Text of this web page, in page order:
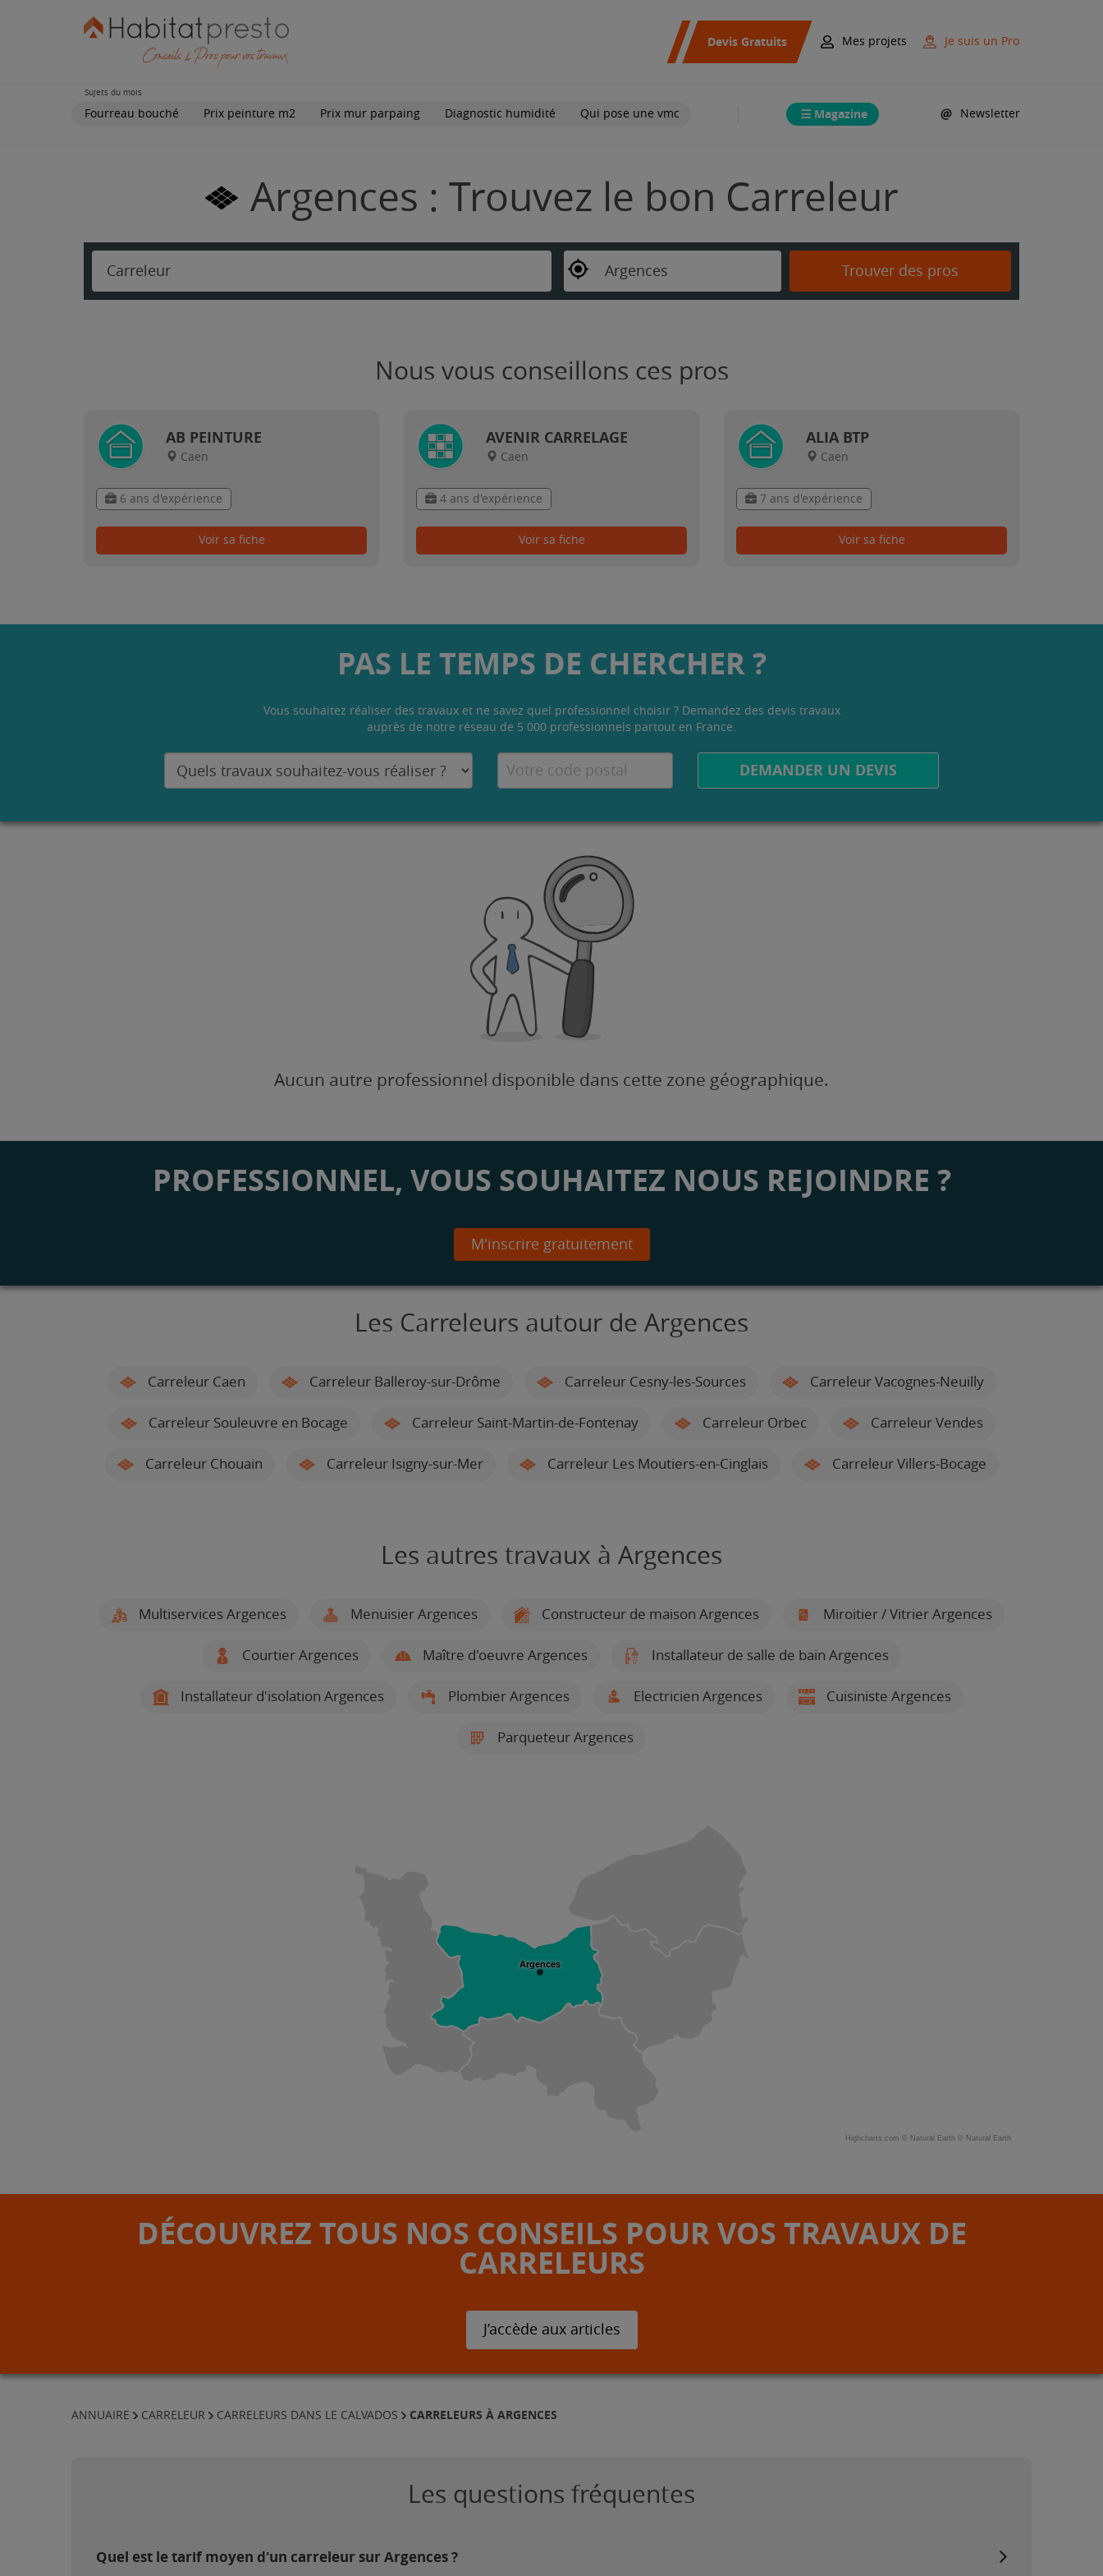
Devis Gratuits Mes projets Je suis un Pro
Sujets du mois
Fourreau bouché Prix peinture m2 Prix mur parpaing Diagnostic humidité Qui pose une vmc Magazine Newsletter
Argences : Trouvez le bon Carreleur
Carreleur Argences Trouver des pros
Nous vous conseillons ces pros
AB PEINTURE
Caen
6 ans d'expérience
Voir sa fiche
AVENIR CARRELAGE
Caen
4 ans d'expérience
Voir sa fiche
ALIA BTP
Caen
7 ans d'expérience
Voir sa fiche
PAS LE TEMPS DE CHERCHER ?
Vous souhaitez réaliser des travaux et ne savez quel professionnel choisir ? Demandez des devis travaux
auprès de notre réseau de 5 000 professionnels partout en France.
DEMANDER UN DEVIS
Aucun autre professionnel disponible dans cette zone géographique.
PROFESSIONNEL, VOUS SOUHAITEZ NOUS REJOINDRE ?
M'inscrire gratuitement
Les Carreleurs autour de Argences
Carreleur Caen Carreleur Balleroy-sur-Drôme Carreleur Cesny-les-Sources Carreleur Vacognes-Neuilly
Carreleur Souleuvre en Bocage Carreleur Saint-Martin-de-Fontenay Carreleur Orbec Carreleur Vendes
Carreleur Chouain Carreleur Isigny-sur-Mer Carreleur Les Moutiers-en-Cinglais Carreleur Villers-Bocage
Les autres travaux à Argences
Multiservices Argences Menuisier Argences Constructeur de maison Argences Miroitier / Vitrier Argences
Courtier Argences Maître d'oeuvre Argences Installateur de salle de bain Argences
Installateur d'isolation Argences Plombier Argences Electricien Argences Cuisiniste Argences
Parqueteur Argences
Argences
Highcharts.com © Natural Earth © Natural Earth
DÉCOUVREZ TOUS NOS CONSEILS POUR VOS TRAVAUX DE
CARRELEURS
J’accède aux articles
ANNUAIRE CARRELEUR CARRELEURS DANS LE CALVADOS CARRELEURS À ARGENCES
Les questions fréquentes
Quel est le tarif moyen d'un carreleur sur Argences ?